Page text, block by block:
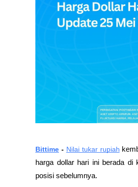
Bittime - Nilai tukar rupiah
harga dollar hari ini berada di
posisi sebelumnya.